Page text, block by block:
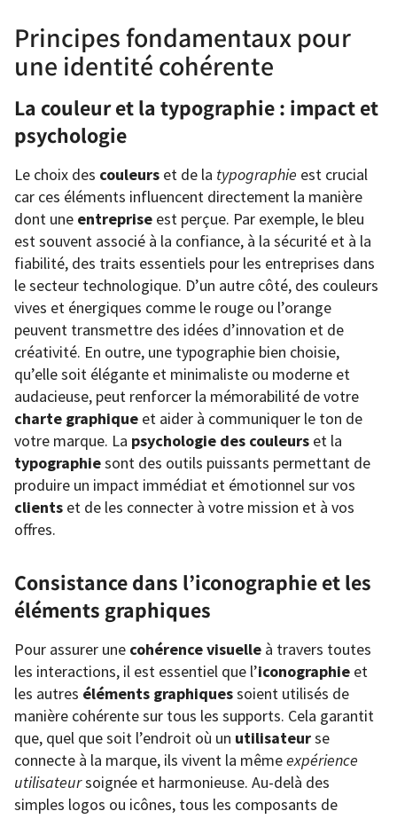
Principes fondamentaux pour
une identité cohérente
La couleur et la typographie : impact et
psychologie
Le choix des couleurs et de la typographie est crucial
car ces éléments influencent directement la manière
dont une entreprise est perçue. Par exemple, le bleu
est souvent associé à la confiance, à la sécurité et à la
fiabilité, des traits essentiels pour les entreprises dans
le secteur technologique. D’un autre côté, des couleurs
vives et énergiques comme le rouge ou l’orange
peuvent transmettre des idées d’innovation et de
créativité. En outre, une typographie bien choisie,
qu’elle soit élégante et minimaliste ou moderne et
audacieuse, peut renforcer la mémorabilité de votre
charte graphique et aider à communiquer le ton de
votre marque. La psychologie des couleurs et la
typographiesont des outils puissants permettant de
produire un impact immédiat et émotionnel sur vos
clients et de les connecter à votre mission et à vos
offres.
Consistance dans l’iconographie et les
éléments graphiques
Pour assurer une cohérence visuelle à travers toutes
les interactions, il est essentiel que l’iconographie et
les autres éléments graphiquessoient utilisés de
manière cohérente sur tous les supports. Cela garantit
que, quel que soit l’endroit où un utilisateurse
connecte à la marque, ils vivent la mêmeexpérience
utilisateursoignée et harmonieuse. Au-delà des
simples logos ou icônes, tous les composants de